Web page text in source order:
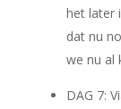
het later
dat nu
we nu al
DAG 7: